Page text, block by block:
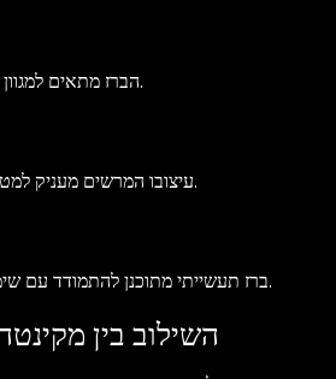
הברז מתאים למגוון רחב של משימות במטבח.
עיצובו המרשים מעניק למטבח מראה מקצועי ועדכני.
ברז תעשייתי מתוכנן להתמודד עם שימוש אינטנסיבי לאורך זמן.
השילוב בין